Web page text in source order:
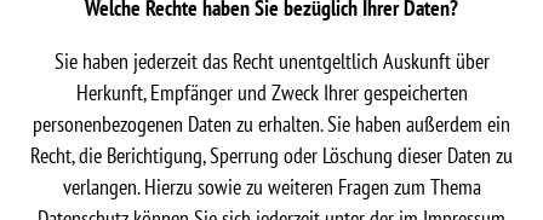
Welche Rechte haben Sie bezüglich Ihrer Daten?
Sie haben jederzeit das Recht unentgeltlich Auskunft über
Herkunft, Empfänger und Zweck Ihrer gespeicherten
personenbezogenen Daten zu erhalten. Sie haben außerdem ein
Recht, die Berichtigung, Sperrung oder Löschung dieser Daten zu
verlangen. Hierzu sowie zu weiteren Fragen zum Thema